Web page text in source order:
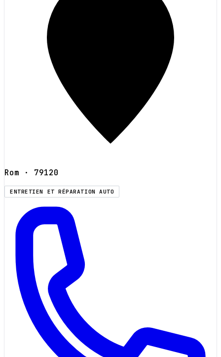
Rom · 79120
ENTRETIEN ET RÉPARATION AUTO